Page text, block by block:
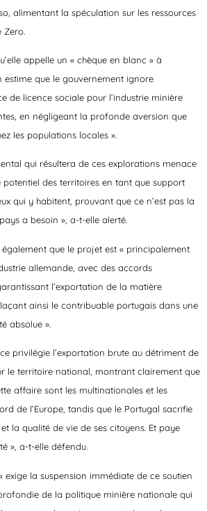
alimentant la spéculation sur les ressources
Zero.
appelle un « chèque en blanc » à
estime que le gouvernement ignore
de licence sociale pour l’industrie minière
en négligeant la profonde aversion que
les populations locales ».
qui résultera de ces explorations menace
des territoires en tant que support
qui y habitent, prouvant que ce n’est pas la
a besoin », a-t-elle alerté.
que le projet est « principalement
allemande, avec des accords
l’exportation de la matière
ainsi le contribuable portugais dans une
absolue ».
privilégie l’exportation brute au détriment de
le territoire national, montrant clairement que
affaire sont les multinationales et les
de l’Europe, tandis que le Portugal sacrifie
la qualité de vie de ses citoyens. Et paye
», a-t-elle défendu.
exige la suspension immédiate de ce soutien
de la politique minière nationale qui